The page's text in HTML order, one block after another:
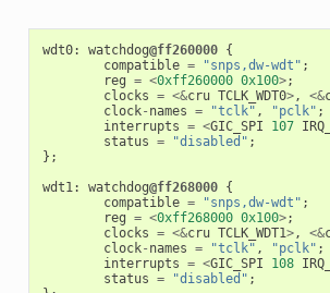
wdt0: watchdog@ff260000 {
compatible = "snps,dw-wdt" ;
reg = <0xff260000 0x100>;
clocks = <&cru TCLK_WDT0>, <&
clock- names = "tclk" , "pclk" ;
interrupts = <GIC_SPI 107
status = "disabled" ;
};
wdt1: watchdog@ff268000 {
compatible = "snps,dw-wdt" ;
reg = <0xff268000 0x100>;
clocks = <&cru TCLK_WDT1>, <&
clock- names = "tclk" , "pclk" ;
interrupts = <GIC_SPI 108
status = "disabled" ;